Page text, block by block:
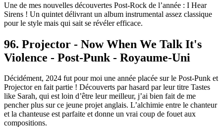
Une de mes nouvelles découvertes Post-Rock de l’année : I Hear
Sirens ! Un quintet délivrant un album instrumental assez classique
pour le style mais qui sait se révéler efficace.
96. Projector - Now When We Talk It's
Violence - Post-Punk - Royaume-Uni
Décidément, 2024 fut pour moi une année placée sur le Post-Punk et
Projector en fait partie ! Découverts par hasard par leur titre Tastes
like Sarah, qui est loin d’être leur meilleur, j’ai bien fait de me
pencher plus sur ce jeune projet anglais. L’alchimie entre le chanteur
et la chanteuse est parfaite et donne un vrai coup de fouet aux
compositions.